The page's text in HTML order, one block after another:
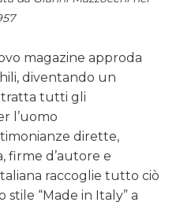
magazine approda
diventando un
tratta tutti gli
l’uomo
dirette,
firme d’autore e
raccoglie tutto ciò
“Made in Italy” a